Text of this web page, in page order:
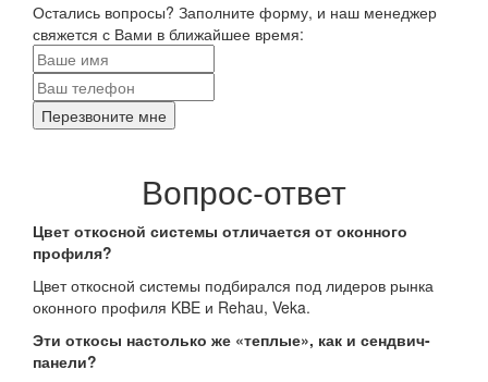
Остались вопросы? Заполните форму, и наш менеджер
свяжется с Вами в ближайшее время:
Перезвоните мне
Вопрос-ответ
Цвет откосной системы отличается от оконного
профиля?
Цвет откосной системы подбирался под лидеров рынка
оконного профиля KBE и Rehau, Veka.
Эти откосы настолько же «теплые», как и сендвич-
панели?